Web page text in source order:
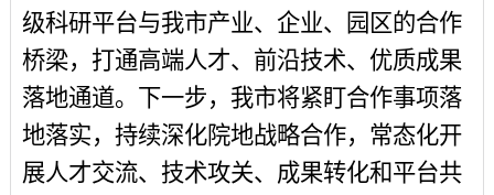
级科研平台与我市产业、企业、园区的合作
桥梁，打通高端人才、前沿技术、优质成果
落地通道。下一步，我市将紧盯合作事项落
地落实，持续深化院地战略合作，常态化开
展人才交流、技术攻关、成果转化和平台共